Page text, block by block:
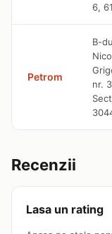
6,
Petrom
B-
nr.
Recenzii
Lasa un rating